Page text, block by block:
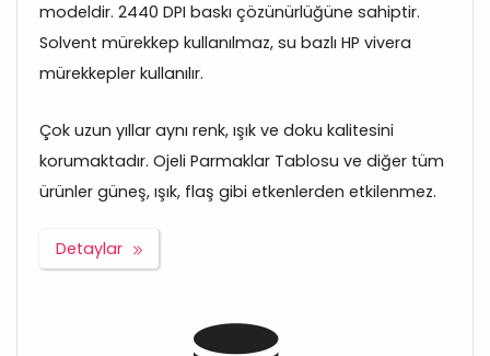
modeldir. 2440 DPI baskı çözünürlüğüne sahiptir.
Solvent mürekkep kullanılmaz, su bazlı HP vivera
mürekkepler kullanılır.
Çok uzun yıllar aynı renk, ışık ve doku kalitesini
korumaktadır. Ojeli Parmaklar Tablosu ve diğer tüm
ürünler güneş, ışık, flaş gibi etkenlerden etkilenmez.
Detaylar